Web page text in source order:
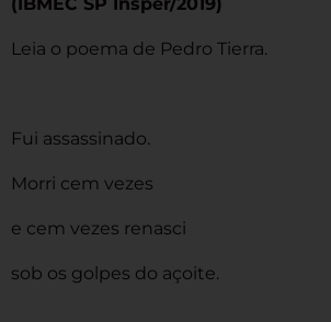
Leia o poema de Pedro Tierra.
Fui assassinado.
Morri cem vezes
e cem vezes renasci
sob os golpes do açoite.